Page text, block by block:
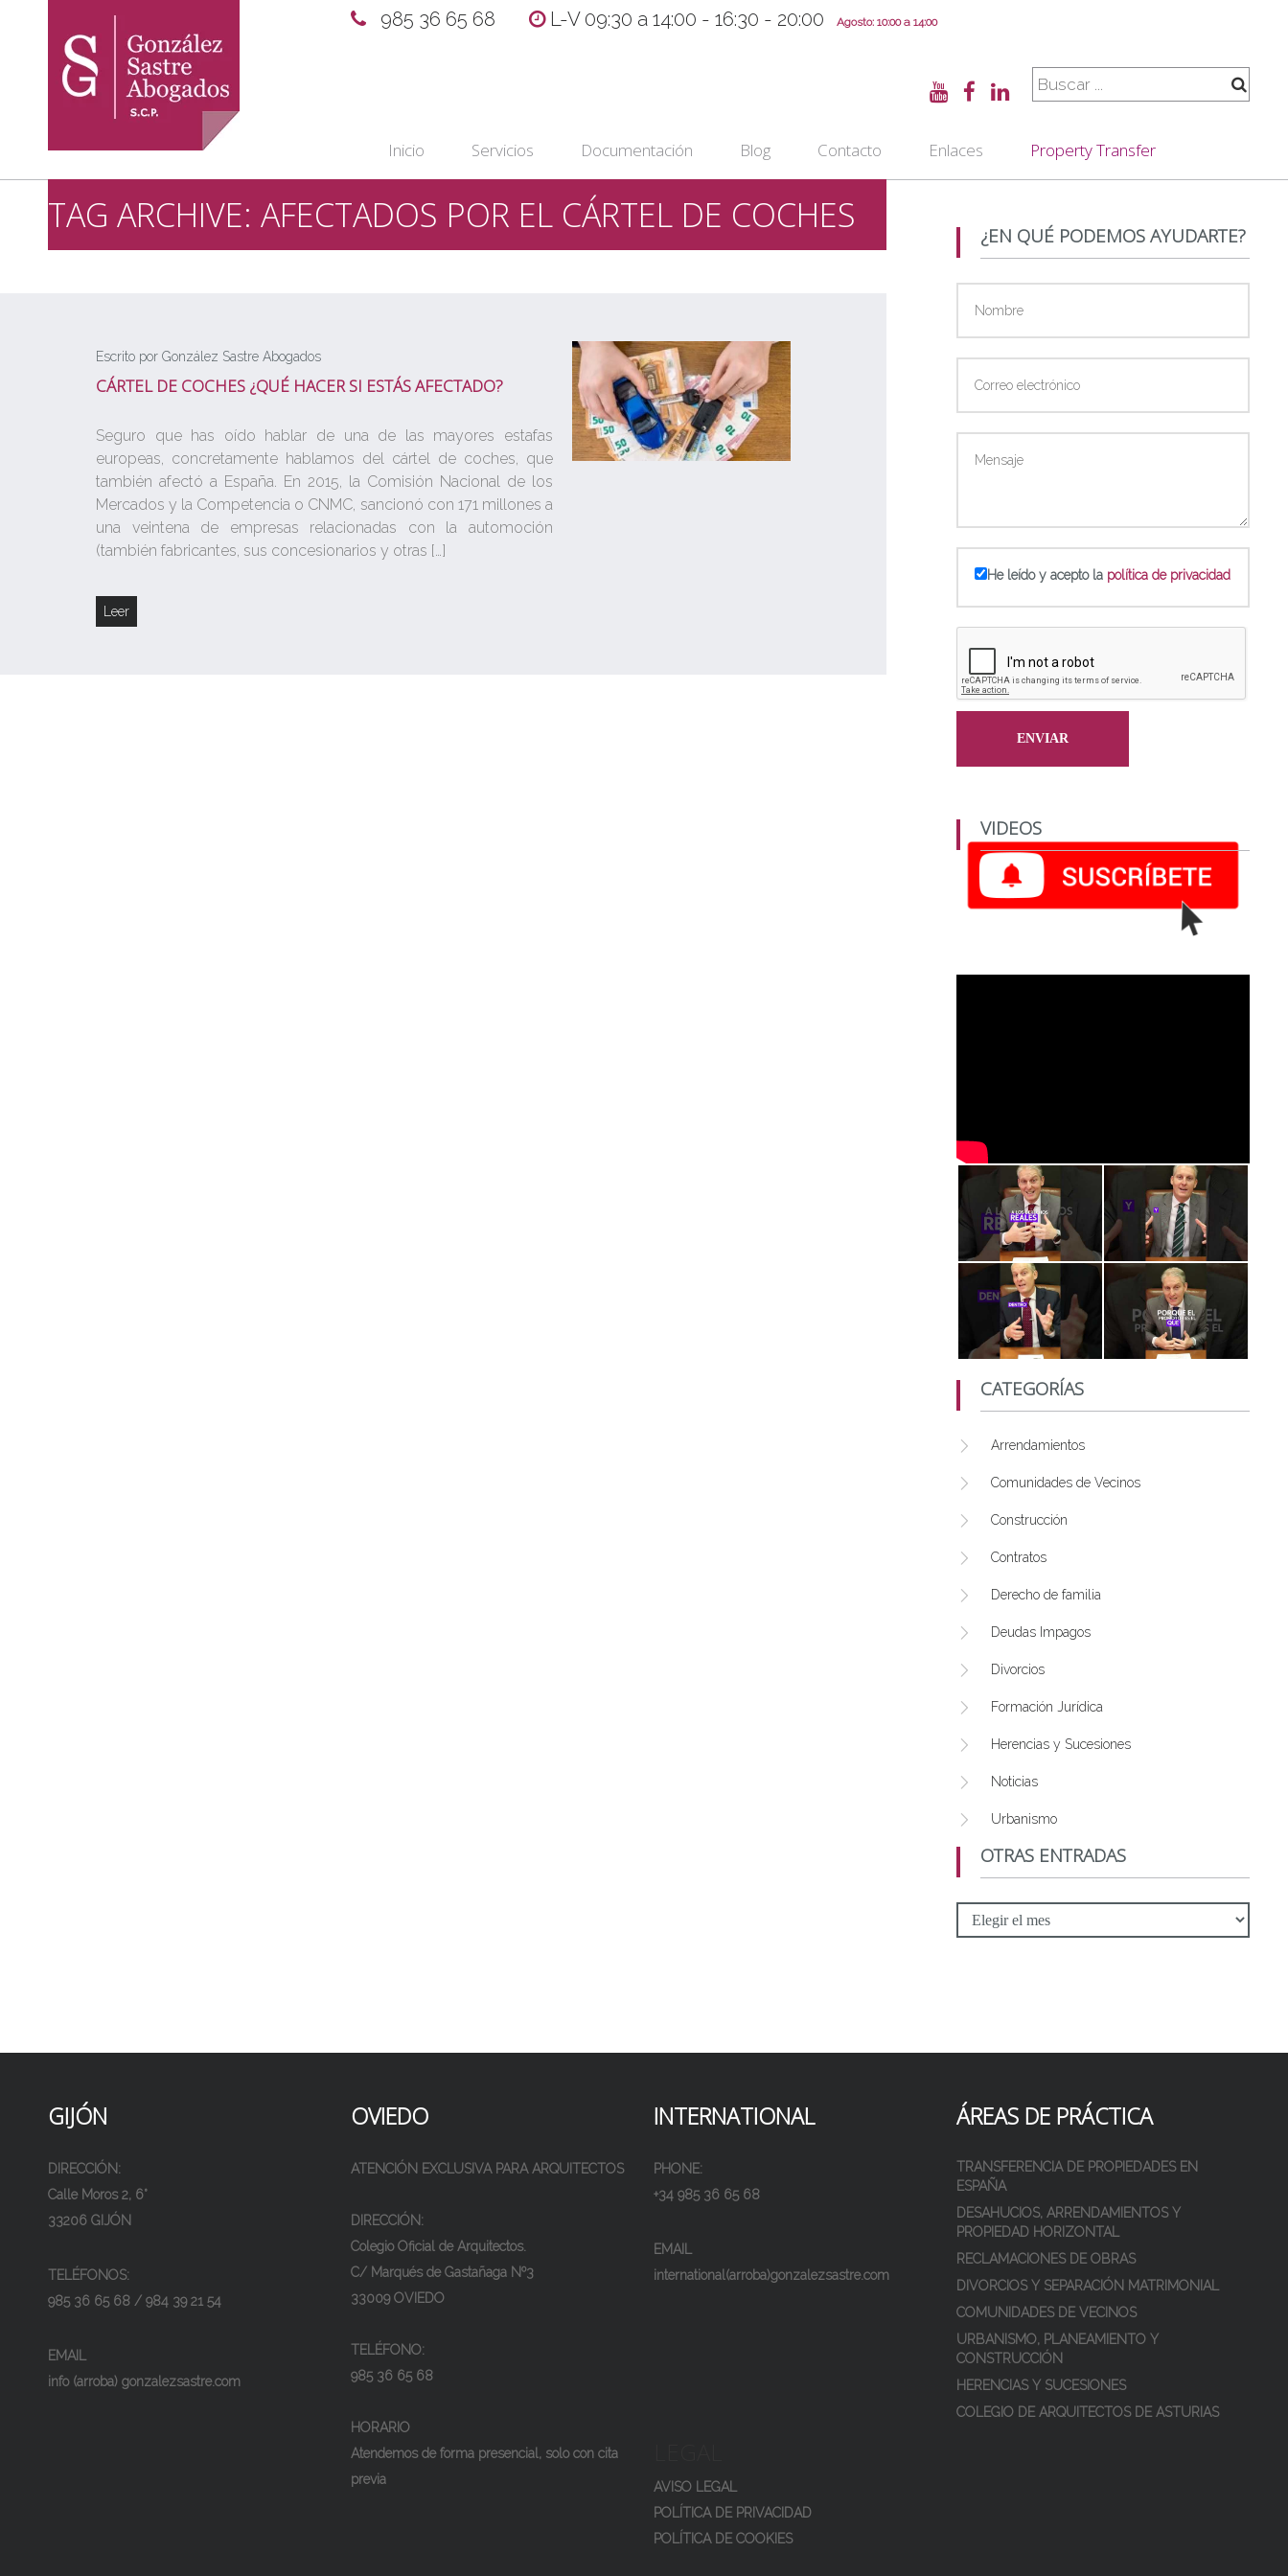
985 36 65 68 L-V 09:30 a 14:00 - 16:30 - 20:00 Agosto: 10:00 a 14:00
Inicio Servicios Documentación Blog Contacto Enlaces Property Transfer
TAG ARCHIVE: AFECTADOS POR EL CÁRTEL DE COCHES
Escrito por González Sastre Abogados
CÁRTEL DE COCHES ¿QUÉ HACER SI ESTÁS AFECTADO?
Seguro que has oído hablar de una de las mayores estafas
europeas, concretamente hablamos del cártel de coches, que
también afectó a España. En 2015, la Comisión Nacional de los
Mercados y la Competencia o CNMC, sancionó con 171 millones a
una veintena de empresas relacionadas con la automoción
(también fabricantes, sus concesionarios y otras […]
Leer
¿EN QUÉ PODEMOS AYUDARTE?
He leído y acepto la política de privacidad
VIDEOS
CATEGORÍAS
Arrendamientos
Comunidades de Vecinos
Construcción
Contratos
Derecho de familia
Deudas Impagos
Divorcios
Formación Jurídica
Herencias y Sucesiones
Noticias
Urbanismo
OTRAS ENTRADAS
Otras
GIJÓN
DIRECCIÓN:
Calle Moros 2, 6°
33206 GIJÓN
TELÉFONOS:
985 36 65 68 / 984 39 21 54
EMAIL
info (arroba) gonzalezsastre.com
OVIEDO
ATENCIÓN EXCLUSIVA PARA ARQUITECTOS
DIRECCIÓN:
Colegio Oficial de Arquitectos.
C/ Marqués de Gastañaga Nº3
33009 OVIEDO
TELÉFONO:
985 36 65 68
HORARIO
Atendemos de forma presencial, solo con cita
previa
INTERNATIONAL
PHONE:
+34 985 36 65 68
EMAIL
international(arroba)gonzalezsastre.com
ÁREAS DE PRÁCTICA
TRANSFERENCIA DE PROPIEDADES EN
ESPAÑA
DESAHUCIOS, ARRENDAMIENTOS Y
PROPIEDAD HORIZONTAL
RECLAMACIONES DE OBRAS
DIVORCIOS Y SEPARACIÓN MATRIMONIAL
COMUNIDADES DE VECINOS
URBANISMO, PLANEAMIENTO Y
CONSTRUCCIÓN
HERENCIAS Y SUCESIONES
COLEGIO DE ARQUITECTOS DE ASTURIAS
AVISO LEGAL
POLÍTICA DE PRIVACIDAD
POLÍTICA DE COOKIES